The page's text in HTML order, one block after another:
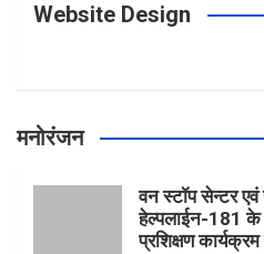
Website Design
मनोरंजन
वन स्टॉप सेन्टर एवं
हेल्पलाईन-181 के
प्रशिक्षण